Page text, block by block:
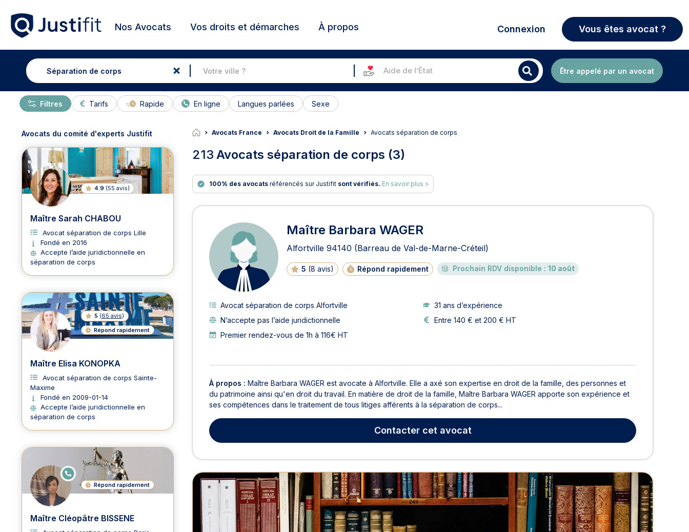
Nos Avocats Vos droits et démarches À propos Connexion Vous êtes avocat ?
Aide de l’État Être appelé par un avocat
Tarifs Rapide En ligne Langues parlées Sexe
Filtres
Avocats France Avocats Droit de la Famille Avocats séparation de corps
213 Avocats séparation de corps (3)
100% des avocats référencés sur Justifit sont vérifiés. En savoir plus >
Avocats en séparation de corps
Maître Barbara WAGER
Alfortville 94140 (Barreau de Val-de-Marne-Créteil)
5 (8 avis) Répond rapidement Prochain RDV disponible : 10 août
Avocat séparation de corps Alfortville
31 ans d’expérience
N’accepte pas l’aide juridictionnelle
Entre 140 € et 200 € HT
Premier rendez-vous de 1h à 116€ HT
À propos : Maître Barbara WAGER est avocate à Alfortville. Elle a axé son expertise en droit de la famille, des personnes et
du patrimoine ainsi qu'en droit du travail. En matière de droit de la famille, Maître Barbara WAGER apporte son expérience et
ses compétences dans le traitement de tous litiges afférents à la séparation de corps...
Contactercet avocat
Avocats du comité d'experts Justifit
4.9 (55 avis)
Maître Sarah CHABOU
Avocat séparation de corps Lille
Fondé en 2016
Accepte l’aide juridictionnelle en
séparation de corps
5 (65 avis)
Répond rapidement
Maître Elisa KONOPKA
Avocat séparation de corps Sainte-
Maxime
Fondé en 2009-01-14
Accepte l’aide juridictionnelle en
séparation de corps
E
N
G
N
Répond rapidement
Maître Cléopâtre BISSENE